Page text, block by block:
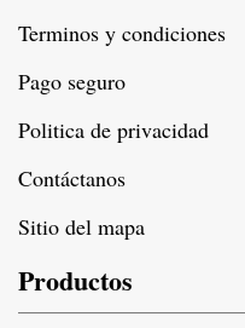
Terminos y condiciones
Pago seguro
Politica de privacidad
Contáctanos
Sitio del mapa
Productos